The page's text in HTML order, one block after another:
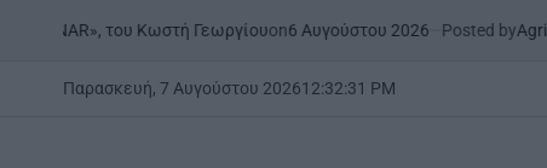
του Κωστή Γεωργίου on6 Αυγούστου 2026 Posted by AgrinioStories
Παρασκευή, 7 Αυγούστου 202612:32:31 PM